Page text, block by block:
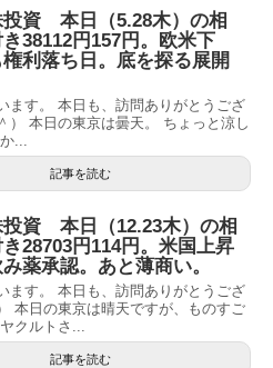
投資 本日（5.28木）の相
38112円157円。欧米下
利落ち日。底を探る展開
ます。 本日も、訪問ありがとうござ
） 本日の東京は曇天。 ちょっと涼し
...
記事を読む
投資 本日（12.23木）の相
28703円114円。米国上昇
薬承認。あと薄商い。
ます。 本日も、訪問ありがとうござ
本日の東京は晴天ですが、ものすご
クルトさ...
記事を読む